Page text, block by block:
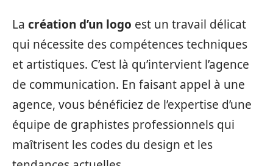
La création d’un logo est un travail délicat
qui nécessite des compétences techniques
et artistiques. C’est là qu’intervient l’agence
de communication. En faisant appel à une
agence, vous bénéficiez de l’expertise d’une
équipe de graphistes professionnels qui
maîtrisent les codes du design et les